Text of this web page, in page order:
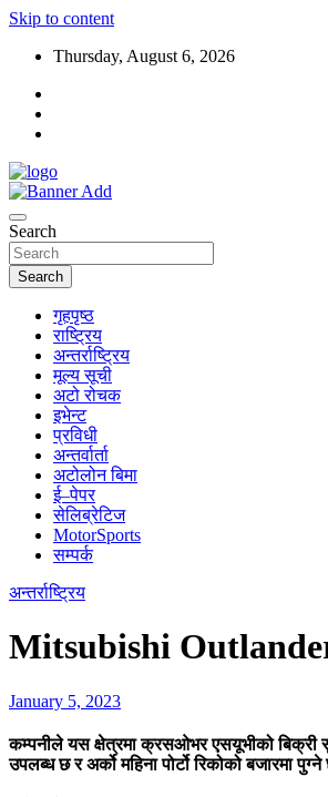
Skip to content
Thursday, August 6, 2026
Search
Search
गृहपृष्ठ
राष्ट्रिय
अन्तर्राष्ट्रिय
मूल्य सूची
अटो रोचक
इभेन्ट
प्रविधी
अन्तर्वार्ता
अटोलोन बिमा
ई–पेपर
सेलिब्रेटिज
MotorSports
सम्पर्क
अन्तर्राष्ट्रिय
Mitsubishi Outlander
January 5, 2023
कम्पनीले यस क्षेत्रमा क्रसओभर एसयूभीको बिक्री
उपलब्ध छ र अर्को महिना पोर्टो रिकोको बजारमा